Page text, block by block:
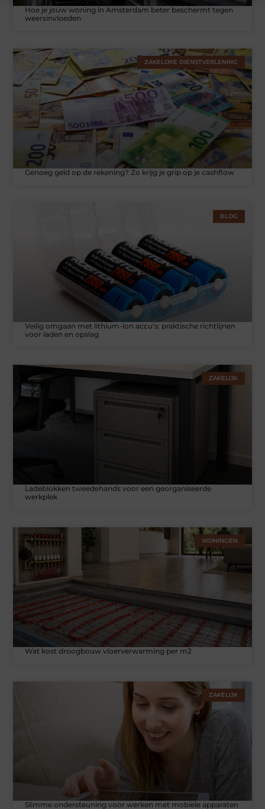
Hoe je jouw woning in Amsterdam beter beschermt tegen
weersinvloeden
ZAKELIJKE DIENSTVERLENING
Genoeg geld op de rekening? Zo krijg je grip op je cashflow
BLOG
Veilig omgaan met lithium-ion accu's: praktische richtlijnen
voor laden en opslag
ZAKELIJK
Ladeblokken tweedehands voor een georganiseerde
werkplek
WONINGEN
Wat kost droogbouw vloerverwarming per m2
ZAKELIJK
Slimme ondersteuning voor werken met mobiele apparaten